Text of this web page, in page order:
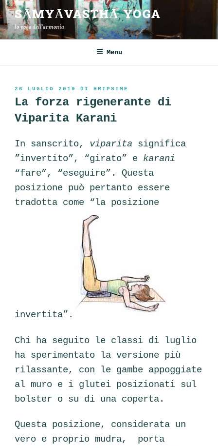
Salta
al
contenuto
SĀMYĀVASTHĀ YOGA
lo yoga dell'armonia
Menu
PUBBLICATO
IL
26 LUGLIO 2019 DI HRIPSIME
La forza rigenerante di
Viparita Karani
In sanscrito, viparita significa
”invertito”, “girato” e karani
“fare”, “eseguire”. Questa
posizione può pertanto essere
tradotta come “la posizione
invertita”.
Chi ha seguito le classi di luglio
ha sperimentato la versione più
rilassante, con le gambe appoggiate
al muro e i glutei posizionati sul
bolster o su di una coperta.
Questa posizione, considerata un
vero e proprio mudra, porta